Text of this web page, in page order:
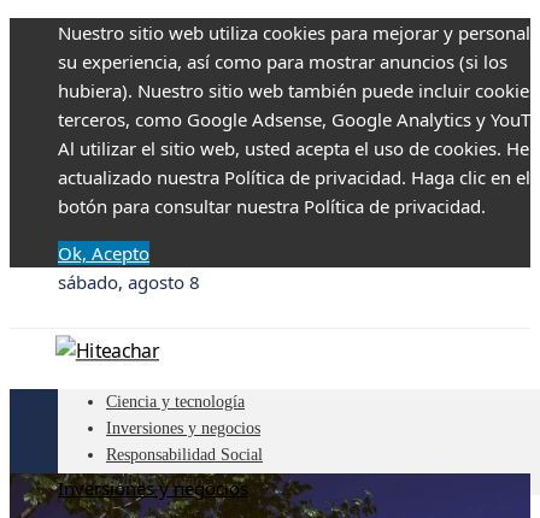
Nuestro sitio web utiliza cookies para mejorar y
su experiencia, así como para mostrar anuncios (si los
hubiera). Nuestro sitio web también puede incluir
terceros, como Google Adsense, Google Analytics y
Al utilizar el sitio web, usted acepta el uso de cookies.
actualizado nuestra Política de privacidad. Haga clic en el
botón para consultar nuestra Política de privacidad.
Ok, Acepto
sábado, agosto 8
Ciencia y tecnología
Inversiones y negocios
Responsabilidad Social
Cultura y ocio
Inversiones y negocios